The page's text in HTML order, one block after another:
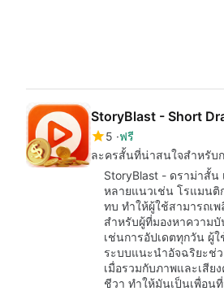
StoryBlast - Short
5 ฟรี
ละครสั้นที่น่าสนใจสำหรับ
StoryBlast - ดราม่าสั้
หลายแนวเช่น โรแมนติ
ทบ ทำให้ผู้ใช้สามารถเ
สำหรับผู้ที่มองหาความ
เช่นการอัปเดตทุกวัน ผู้
ระบบแนะนำอัจฉริยะช่
เมื่อรวมกับภาพและเสีย
ชีวา ทำให้มันเป็นเพื่อน